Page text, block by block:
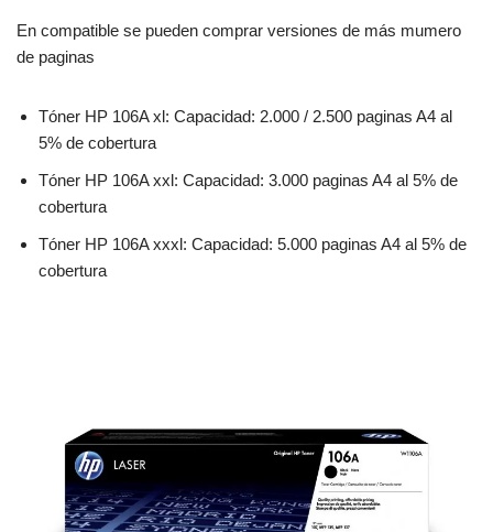
En compatible se pueden comprar versiones de más mumero
de paginas
Tóner HP 106A xl: Capacidad: 2.000 / 2.500 paginas A4 al
5% de cobertura
Tóner HP 106A xxl: Capacidad: 3.000 paginas A4 al 5% de
cobertura
Tóner HP 106A xxxl: Capacidad: 5.000 paginas A4 al 5% de
cobertura